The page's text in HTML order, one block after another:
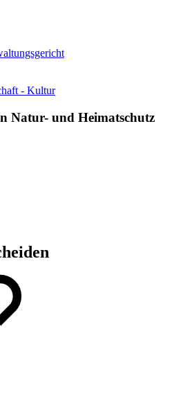
- Kultur
Natur- und Heimatschutz